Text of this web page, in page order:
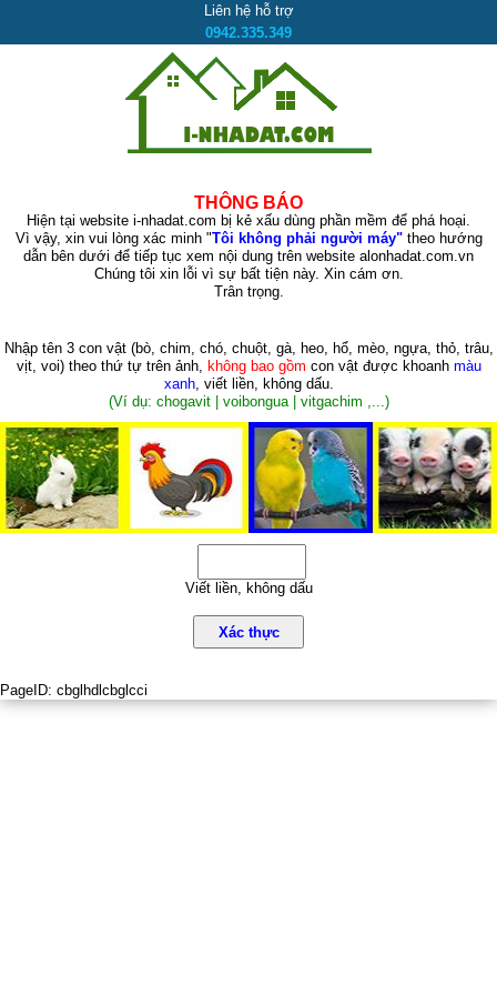
Liên hệ hỗ trợ
0942.335.349
THÔNG BÁO
Hiện tại website i-nhadat.com bị kẻ xấu dùng phần mềm để phá hoại.
Vì vậy, xin vui lòng xác minh "Tôi không phải người máy"theo hướng
dẫn bên dưới để tiếp tục xem nội dung trên website alonhadat.com.vn
Chúng tôi xin lỗi vì sự bất tiện này. Xin cám ơn.
Trân trọng.
Nhập tên 3 con vật (bò, chim, chó, chuột, gà, heo, hổ, mèo, ngựa, thỏ, trâu,
vịt, voi)theo thứ tự trên ảnh, không bao gồm con vật được khoanh màu
xanh, viết liền, không dấu.
(Ví dụ: chogavit | voibongua | vitgachim ,...)
Viết liền, không dấu
Xác thực
PageID: cbglhdlcbglcci